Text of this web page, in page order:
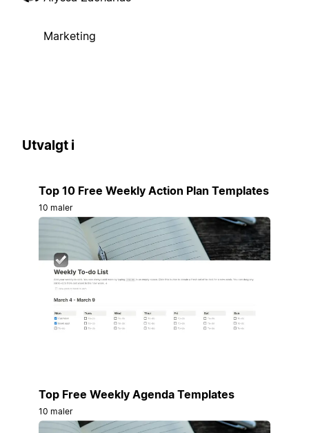
Marketing
Utvalgt i
Top 10 Free Weekly Action Plan Templates
10 maler
Top Free Weekly Agenda Templates
10 maler